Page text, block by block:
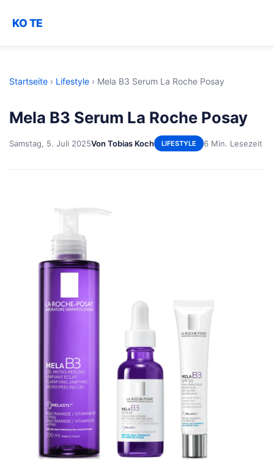
KO TE
Startseite › Lifestyle › Mela B3 Serum La Roche Posay
Mela B3 Serum La Roche Posay
Samstag, 5. Juli 2025Von Tobias Koch LIFESTYLE 6 Min. Lesezeit